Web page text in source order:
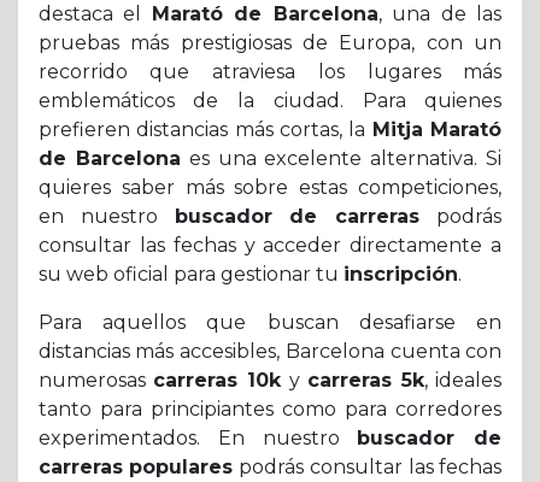
destaca el Marató de Barcelona, una de las
pruebas más prestigiosas de Europa, con un
recorrido que atraviesa los lugares más
emblemáticos de la ciudad. Para quienes
prefieren distancias más cortas, la Mitja Marató
de Barcelona es una excelente alternativa. Si
quieres saber más sobre estas competiciones,
en nuestro buscador de carreras podrás
consultar las fechas y acceder directamente a
su web oficial para gestionar tu inscripción.
Para aquellos que buscan desafiarse en
distancias más accesibles, Barcelona cuenta con
numerosas carreras 10ky carreras 5k, ideales
tanto para principiantes como para corredores
experimentados. En nuestro buscador de
carreras populares podrás consultar las fechas